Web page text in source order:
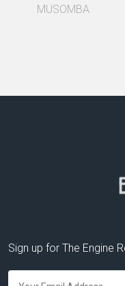
MUSOMBA
Sign up for The Engine